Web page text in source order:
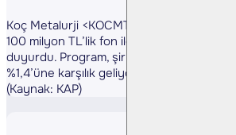
Koç Metalurji <KOCMT TI>, azami 6,5
100 milyon TL’lik fon ile pay geri alım
duyurdu. Program, şirketin ödenmiş
%1,4’üne karşılık geliyor.
(Kaynak: KAP)